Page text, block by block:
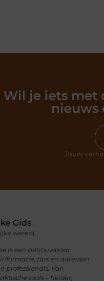
Wil je iets met
nieuws
Jouw
Gids
wereld.
is een betrouwbaar
tips en adressen
professionals. Van
tools – helder,